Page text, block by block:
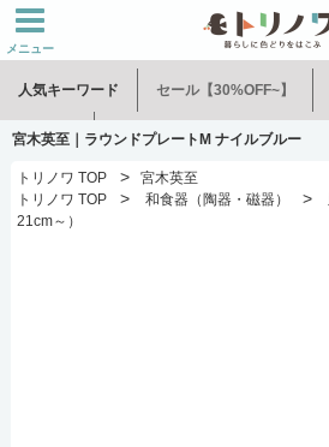
メニュー
人気キーワード セール【30%OFF~】
水谷和音 児玉修治
宮木英至｜ラウンドプレートM ナイルブルー
トリノワ TOP >
宮木英至
トリノワ TOP
> 和食器（陶器・磁器） >
21cm～）